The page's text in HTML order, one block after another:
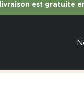
est gratuite